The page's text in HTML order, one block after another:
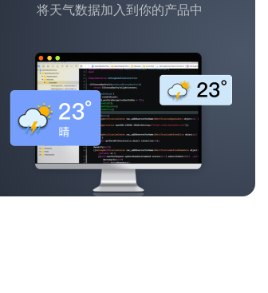
将天气数据加入到你的产品中